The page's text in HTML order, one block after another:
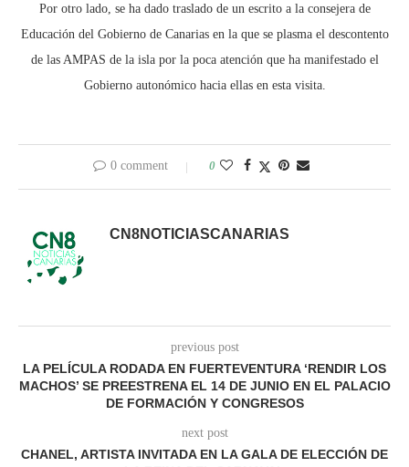
Por otro lado, se ha dado traslado de un escrito a la consejera de
Educación del Gobierno de Canarias en la que se plasma el descontento
de las AMPAS de la isla por la poca atención que ha manifestado el
Gobierno autonómico hacia ellas en esta visita.
0 comment 0
CN8NOTICIASCANARIAS
previous post
LA PELÍCULA RODADA EN FUERTEVENTURA ‘RENDIR LOS
MACHOS’ SE PREESTRENA EL 14 DE JUNIO EN EL PALACIO
DE FORMACIÓN Y CONGRESOS
next post
CHANEL, ARTISTA INVITADA EN LA GALA DE ELECCIÓN DE